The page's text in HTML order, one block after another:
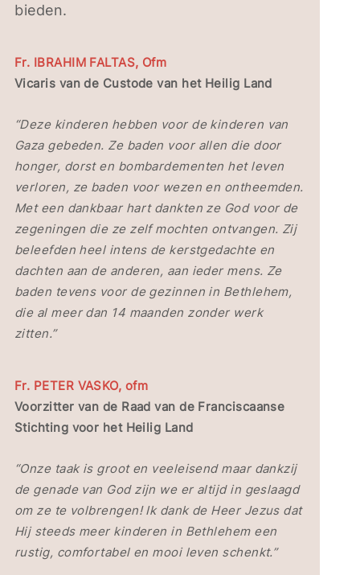
bieden.
Fr. IBRAHIM FALTAS, Ofm
Vicaris van de Custode van het Heilig Land
“Deze kinderen hebben voor de kinderen van
Gaza gebeden. Ze baden voor allen die door
honger, dorst en bombardementen het leven
verloren, ze baden voor wezen en ontheemden.
Met een dankbaar hart dankten ze God voor de
zegeningen die ze zelf mochten ontvangen. Zij
beleefden heel intens de kerstgedachte en
dachten aan de anderen, aan ieder mens. Ze
baden tevens voor de gezinnen in Bethlehem,
die al meer dan 14 maanden zonder werk
zitten.”
Fr. PETER VASKO, ofm
Voorzitter van de Raad van de Franciscaanse
Stichting voor het Heilig Land
“Onze taak is groot en veeleisend maar dankzij
de genade van God zijn we er altijd in geslaagd
om ze te volbrengen! Ik dank de Heer Jezus dat
Hij steeds meer kinderen in Bethlehem een
rustig, comfortabel en mooi leven schenkt.”